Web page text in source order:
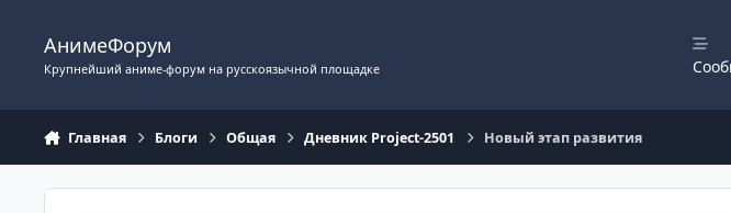
АнимеФорум
Крупнейший аниме-форум на русскоязычной площадке
Главная Блоги Общая Дневник Project-2501 Новый этап развития